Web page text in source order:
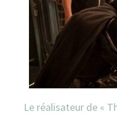
Le réalisateur de «